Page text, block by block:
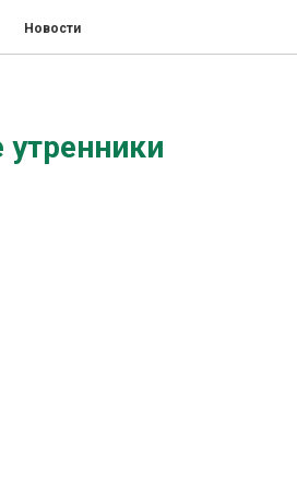
Новости
утренники